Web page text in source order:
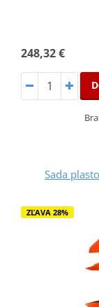
248,32 €
Sada
ZĽAVA 28%